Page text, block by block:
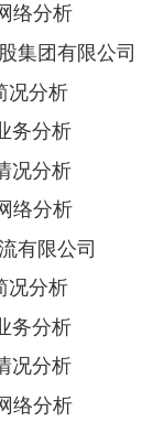
络分析
集团有限公司
况分析
务分析
况分析
络分析
有限公司
况分析
务分析
况分析
络分析